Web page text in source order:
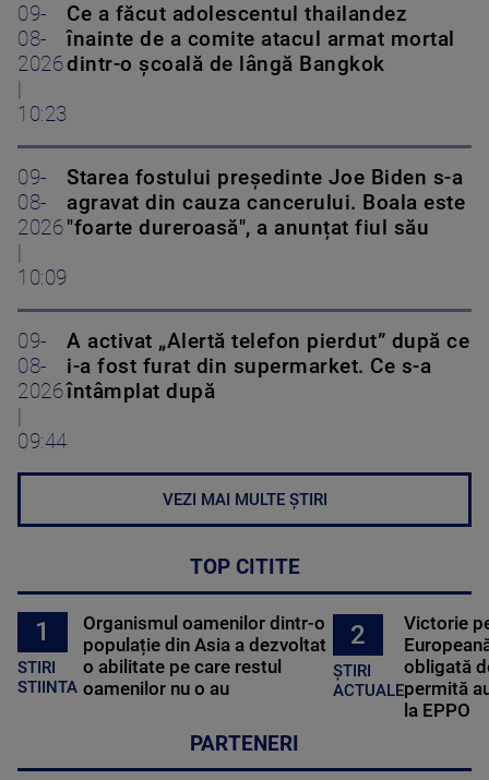
09-
08-
2026
|
10:23
Ce a făcut adolescentul thailandez
înainte de a comite atacul armat mortal
dintr-o școală de lângă Bangkok
09-
08-
2026
|
10:09
Starea fostului președinte Joe Biden s-a
agravat din cauza cancerului. Boala este
"foarte dureroasă", a anunțat fiul său
09-
08-
2026
|
09:44
A activat „Alertă telefon pierdut” după ce
i-a fost furat din supermarket. Ce s-a
întâmplat după
VEZI MAI MULTE ȘTIRI
TOP CITITE
1
STIRI
STIINTA
Organismul oamenilor dintr-o
populație din Asia a dezvoltat
o abilitate pe care restul
oamenilor nu o au
2
ȘTIRI
ACTUALE
Victorie
obligată
permită
la EPPO
PARTENERI